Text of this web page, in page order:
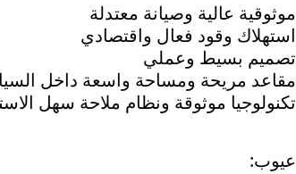
موثوقية عالية وصيانة معتدلة
استهلاك وقود فعال واقتصادي
تصميم بسيط وعملي
مقاعد مريحة ومساحة واسعة داخل
تكنولوجيا موثوقة ونظام ملاحة سهل
عيوب: